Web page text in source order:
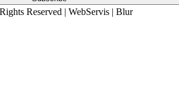
Reserved | WebServis | Blur